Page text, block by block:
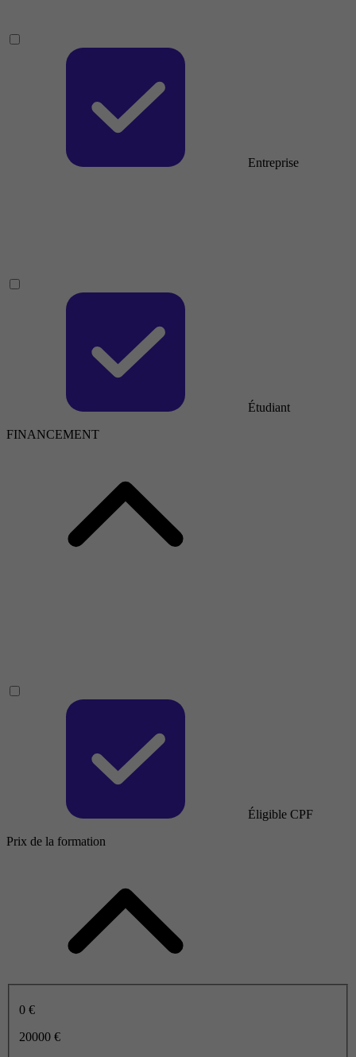
Entreprise
Étudiant
FINANCEMENT
Éligible CPF
Prix de la formation
0 €
20000 €